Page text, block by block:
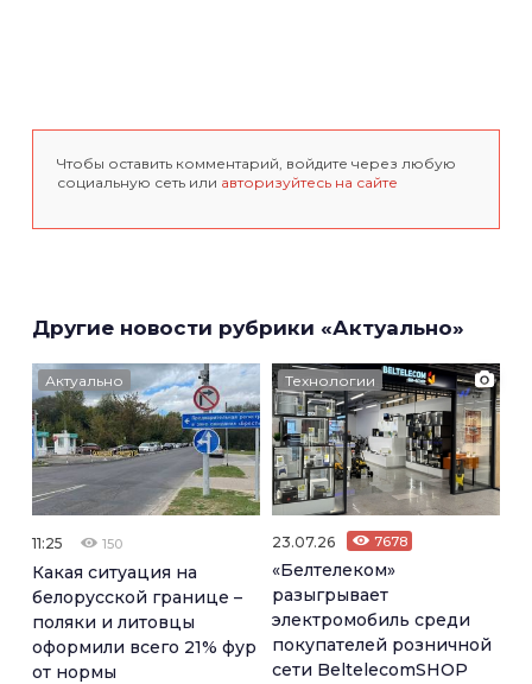
Чтобы оставить комментарий, войдите через любую
социальную сеть или авторизуйтесь на сайте
Другие новости рубрики «Актуально»
Актуально
11:25 150
Какая ситуация на
белорусской границе –
поляки и литовцы
оформили всего 21% фур
от нормы
Технологии
23.07.26 7678
«Белтелеком»
разыгрывает
электромобиль среди
покупателей розничной
сети BeltelecomSHOP